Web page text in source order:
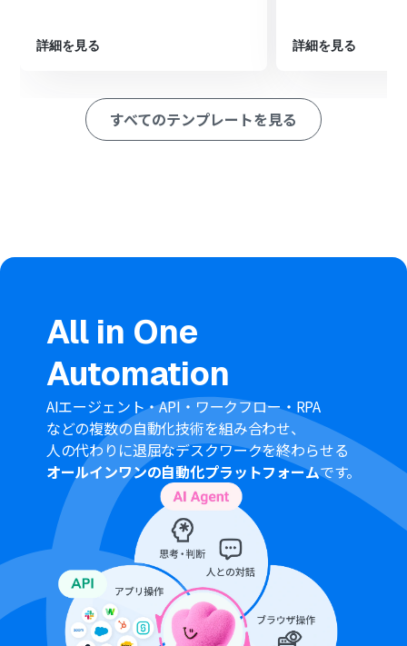
最後に、オペレーションでGoogle スプレッドシートの
※「トリガー」：フロー起動のきっかけとなるアクション、「オ
ペレーション」：トリガー起動後、フロー内で処理を行うアク
OCR機能で読み取る項目は、請求書番号や金額、日付な
ッドシートIDやシート名を任意で設定してください。
Box、Google スプレッドシートのそれぞれとYoomを連
携してください。
OCRまたは音声を文字起こしするAIオペレーションはチ
ームプラン・サクセスプランでのみご利用いただける機能
となっております。
フリープラン・ミニプランの場合は設定しているフローボ
ットのオペレーションはエラーとなりますので、ご注意く
ださい。・
チームプランやサクセスプランなどの有料プランは、2週
間の無料トライアルを行うことが可能です。
無料トライアル中には制限対象のアプリやAI機能（オペレ
ーション）を使用することができます。
詳細を見る 詳細を見る
すべてのテンプレートを見る
All in One
Automation
AIエージェント・API・ワークフロー・RPA
などの複数の自動化技術を組み合わせ、
人の代わりに退屈なデスクワークを終わらせる
オールインワンの自動化プラットフォームです。